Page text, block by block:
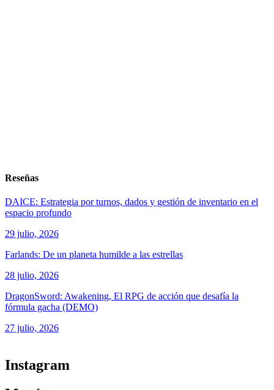
Reseñas
DAICE: Estrategia por turnos, dados y gestión de inventario en el
espacio profundo
29 julio, 2026
Farlands: De un planeta humilde a las estrellas
28 julio, 2026
DragonSword: Awakening, El RPG de acción que desafía la
fórmula gacha (DEMO)
27 julio, 2026
Instagram